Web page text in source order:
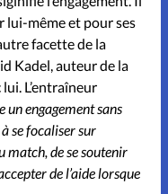
lui-même et pour ses
facette de la
Kadel, auteur de la
L’entraîneur
un engagement sans
se focaliser sur
match, de se soutenir
de l’aide lorsque